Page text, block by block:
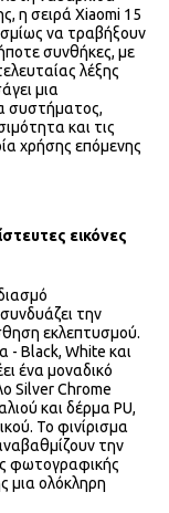
η σειρά Xiaomi 15
να τραβήξουν
συνθήκες, με
λέξης
μια
συστήματος,
και τις
χρήσης επόμενης
εικόνες
την
εκλεπτυσμού.
- Black, White και
ένα μοναδικό
Silver Chrome
και δέρμα PU,
Το φινίρισμα
την
φωτογραφικής
μια ολόκληρη